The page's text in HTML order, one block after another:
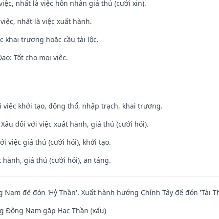
nhất là việc hôn nhân giá thú (cưới xin).
nhất là việc xuất hành.
khai trương hoặc cầu tài lộc.
Tốt cho mọi việc.
việc khởi tạo, động thổ, nhập trạch, khai trương.
đối với việc xuất hành, giá thú (cưới hỏi).
việc giá thú (cưới hỏi), khởi tạo.
hành, giá thú (cưới hỏi), an táng.
để đón 'Hỷ Thần'. Xuất hành hướng Chính Tây để đón 'Tài
Đông Nam gặp Hạc Thần (xấu)